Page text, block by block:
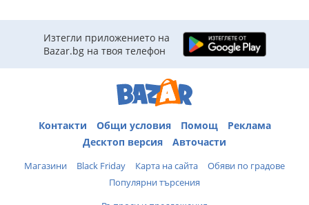
Изтегли приложението на
Bazar.bg на твоя телефон
Контакти Общи условия Помощ
Реклама
Десктоп версия
Авточасти
Магазини Black Friday Карта на сайта
Обяви по градове
Популярни търсения